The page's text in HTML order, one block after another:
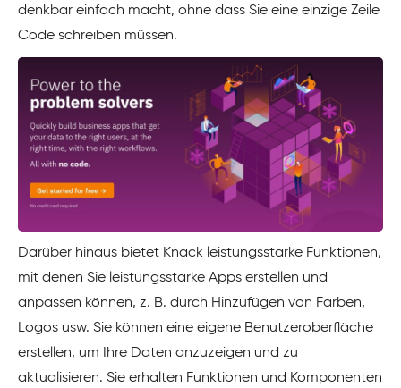
denkbar einfach macht, ohne dass Sie eine einzige Zeile
Code schreiben müssen.
Darüber hinaus bietet Knack leistungsstarke Funktionen,
mit denen Sie leistungsstarke Apps erstellen und
anpassen können, z. B. durch Hinzufügen von Farben,
Logos usw. Sie können eine eigene Benutzeroberfläche
erstellen, um Ihre Daten anzuzeigen und zu
aktualisieren. Sie erhalten Funktionen und Komponenten